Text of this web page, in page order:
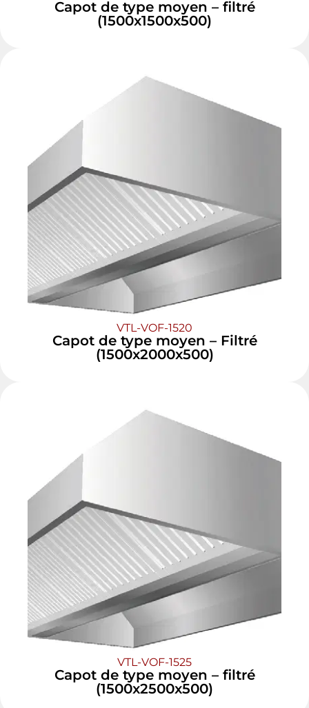
Capot de type moyen – filtré
(1500x1500x500)
VTL-VOF-1520
Capot de type moyen – Filtré
(1500x2000x500)
VTL-VOF-1525
Capot de type moyen – filtré
(1500x2500x500)